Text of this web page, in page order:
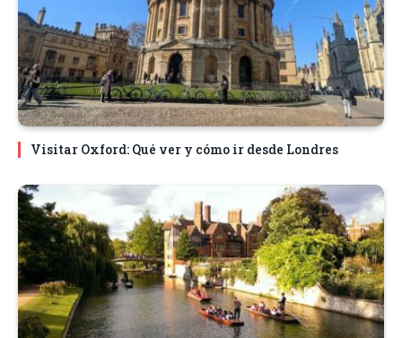
Visitar Oxford: Qué ver y cómo ir desde Londres